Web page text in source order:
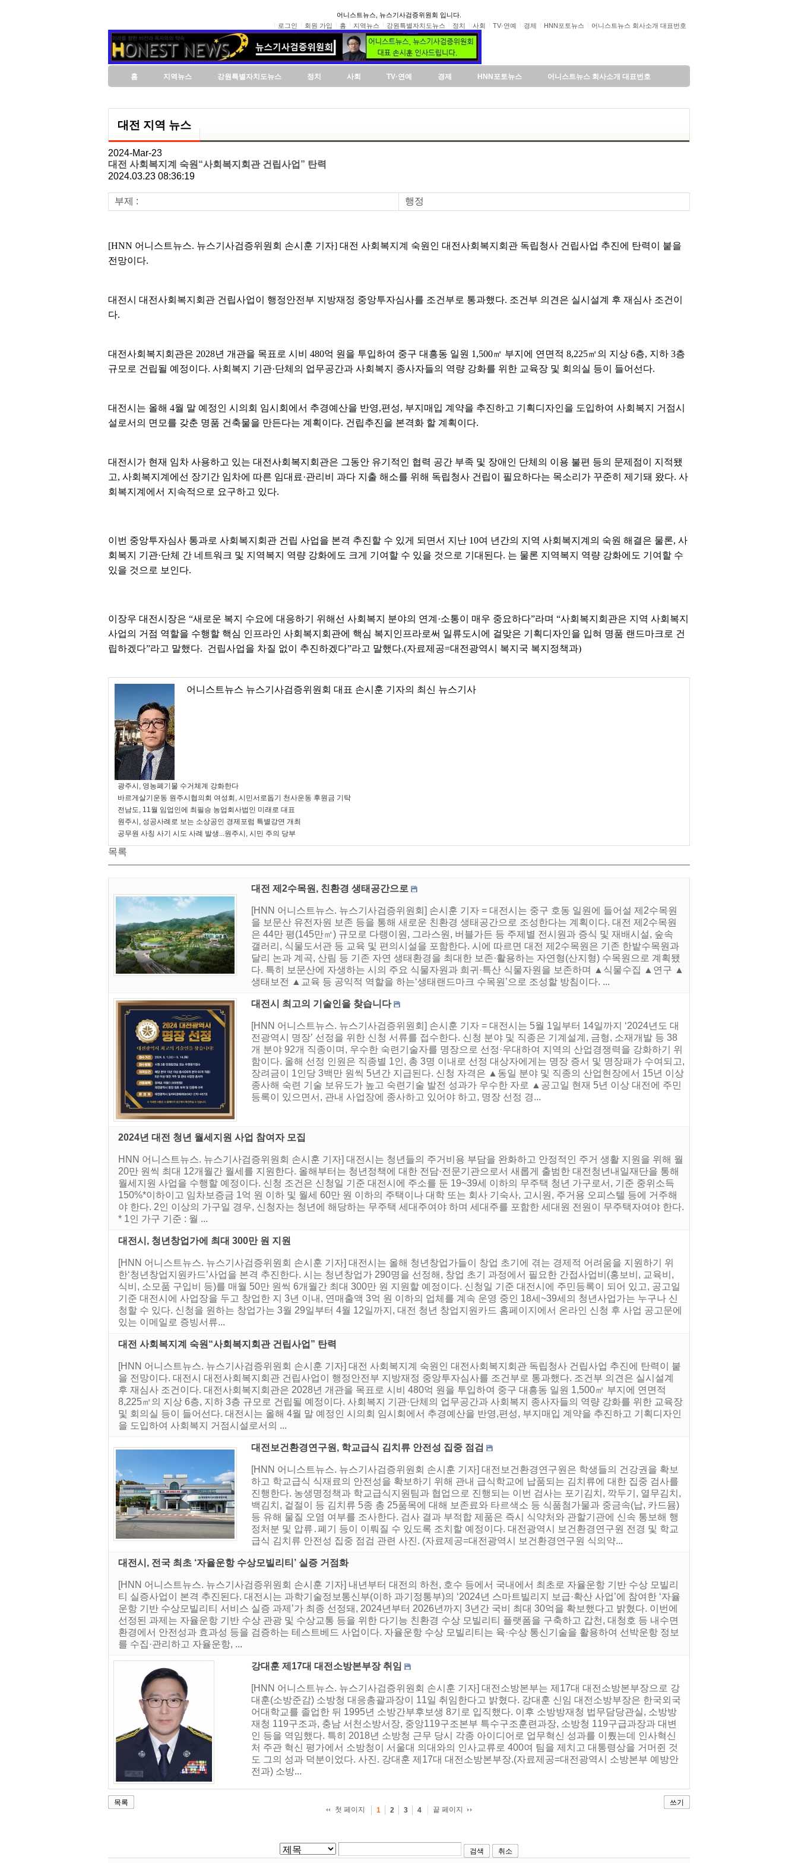
어니스트뉴스, 뉴스기사검증위원회 입니다.
로그인
회원 가입 홈 지역뉴스 강원특별자치도뉴스 정치 사회 TV·연예 경제 HNN포토뉴스 어니스트뉴스 회사소개 대표번호
홈 지역뉴스 강원특별자치도뉴스 정치 사회 TV·연예 경제 HNN포토뉴스 어니스트뉴스 회사소개 대표번호
대전 지역 뉴스
2024-Mar-23
대전 사회복지계 숙원“사회복지회관 건립사업” 탄력
2024.03.23 08:36:19
부제 : 행정
[HNN 어니스트뉴스. 뉴스기사검증위원회 손시훈 기자] 대전 사회복지계 숙원인 대전사회복지회관 독립청사 건립사업 추진에 탄력이 붙을
전망이다.
대전시 대전사회복지회관 건립사업이 행정안전부 지방재정 중앙투자심사를 조건부로 통과했다. 조건부 의견은 실시설계 후 재심사 조건이
다.
대전사회복지회관은 2028년 개관을 목표로 시비 480억 원을 투입하여 중구 대흥동 일원 1,500㎡ 부지에 연면적 8,225㎡의 지상 6층, 지하 3층
규모로 건립될 예정이다. 사회복지 기관·단체의 업무공간과 사회복지 종사자들의 역량 강화를 위한 교육장 및 회의실 등이 들어선다.
대전시는 올해 4월 말 예정인 시의회 임시회에서 추경예산을 반영,편성, 부지매입 계약을 추진하고 기획디자인을 도입하여 사회복지 거점시
설로서의 면모를 갖춘 명품 건축물을 만든다는 계획이다. 건립추진을 본격화 할 계획이다.
대전시가 현재 임차 사용하고 있는 대전사회복지회관은 그동안 유기적인 협력 공간 부족 및 장애인 단체의 이용 불편 등의 문제점이 지적됐
고, 사회복지계에선 장기간 임차에 따른 임대료·관리비 과다 지출 해소를 위해 독립청사 건립이 필요하다는 목소리가 꾸준히 제기돼 왔다. 사
회복지계에서 지속적으로 요구하고 있다.
이번 중앙투자심사 통과로 사회복지회관 건립 사업을 본격 추진할 수 있게 되면서 지난 10여 년간의 지역 사회복지계의 숙원 해결은 물론, 사
회복지 기관·단체 간 네트워크 및 지역복지 역량 강화에도 크게 기여할 수 있을 것으로 기대된다. 는 물론 지역복지 역량 강화에도 기여할 수
있을 것으로 보인다.
이장우 대전시장은 “새로운 복지 수요에 대응하기 위해선 사회복지 분야의 연계·소통이 매우 중요하다”라며 “사회복지회관은 지역 사회복지
사업의 거점 역할을 수행할 핵심 인프라인 사회복지회관에 핵심 복지인프라로써 일류도시에 걸맞은 기획디자인을 입혀 명품 랜드마크로 건
립하겠다”라고 말했다. 건립사업을 차질 없이 추진하겠다”라고 말했다.(자료제공=대전광역시 복지국 복지정책과)
어니스트뉴스 뉴스기사검증위원회 대표 손시훈 기자의 최신 뉴스기사
광주시, 영농폐기물 수거체계 강화한다
바르게살기운동 원주시협의회 여성회, 시민서로돕기 천사운동 후원금 기탁
전남도, 11월 임업인에 최필승 농업회사법인 미래로 대표
원주시, 성공사례로 보는 소상공인 경제포럼 특별강연 개최
공무원 사칭 사기 시도 사례 발생...원주시, 시민 주의 당부
목록
대전 제2수목원, 친환경 생태공간으로
[HNN 어니스트뉴스. 뉴스기사검증위원회] 손시훈 기자 = 대전시는 중구 호동 일원에 들어설 제2수목원
을 보문산 유전자원 보존 등을 통해 새로운 친환경 생태공간으로 조성한다는 계획이다. 대전 제2수목원
은 44만 평(145만㎡) 규모로 다랭이원, 그라스원, 버블가든 등 주제별 전시원과 증식 및 재배시설, 숲속
갤러리, 식물도서관 등 교육 및 편의시설을 포함한다. 시에 따르면 대전 제2수목원은 기존 한밭수목원과
달리 논과 계곡, 산림 등 기존 자연 생태환경을 최대한 보존·활용하는 자연형(산지형) 수목원으로 계획됐
다. 특히 보문산에 자생하는 시의 주요 식물자원과 희귀·특산 식물자원을 보존하며 ▲식물수집 ▲연구 ▲
생태보전 ▲교육 등 공익적 역할을 하는‘생태랜드마크 수목원’으로 조성할 방침이다. ...
대전시 최고의 기술인을 찾습니다
[HNN 어니스트뉴스. 뉴스기사검증위원회] 손시훈 기자 = 대전시는 5월 1일부터 14일까지 ‘2024년도 대
전광역시 명장’ 선정을 위한 신청 서류를 접수한다. 신청 분야 및 직종은 기계설계, 금형, 소재개발 등 38
개 분야 92개 직종이며, 우수한 숙련기술자를 명장으로 선정·우대하여 지역의 산업경쟁력을 강화하기 위
함이다. 올해 선정 인원은 직종별 1인, 총 3명 이내로 선정 대상자에게는 명장 증서 및 명장패가 수여되고,
장려금이 1인당 3백만 원씩 5년간 지급된다. 신청 자격은 ▲동일 분야 및 직종의 산업현장에서 15년 이상
종사해 숙련 기술 보유도가 높고 숙련기술 발전 성과가 우수한 자로 ▲공고일 현재 5년 이상 대전에 주민
등록이 있으면서, 관내 사업장에 종사하고 있어야 하고, 명장 선정 경...
2024년 대전 청년 월세지원 사업 참여자 모집
HNN 어니스트뉴스. 뉴스기사검증위원회 손시훈 기자] 대전시는 청년들의 주거비용 부담을 완화하고 안정적인 주거 생활 지원을 위해 월
20만 원씩 최대 12개월간 월세를 지원한다. 올해부터는 청년정책에 대한 전담·전문기관으로서 새롭게 출범한 대전청년내일재단을 통해
월세지원 사업을 수행할 예정이다. 신청 조건은 신청일 기준 대전시에 주소를 둔 19~39세 이하의 무주택 청년 가구로서, 기준 중위소득
150%*이하이고 임차보증금 1억 원 이하 및 월세 60만 원 이하의 주택이나 대학 또는 회사 기숙사, 고시원, 주거용 오피스텔 등에 거주해
야 한다. 2인 이상의 가구일 경우, 신청자는 청년에 해당하는 무주택 세대주여야 하며 세대주를 포함한 세대원 전원이 무주택자여야 한다.
* 1인 가구 기준 : 월 ...
대전시, 청년창업가에 최대 300만 원 지원
[HNN 어니스트뉴스. 뉴스기사검증위원회 손시훈 기자] 대전시는 올해 청년창업가들이 창업 초기에 겪는 경제적 어려움을 지원하기 위
한‘청년창업지원카드’사업을 본격 추진한다. 시는 청년창업가 290명을 선정해, 창업 초기 과정에서 필요한 간접사업비(홍보비, 교육비,
식비, 소모품 구입비 등)를 매월 50만 원씩 6개월간 최대 300만 원 지원할 예정이다. 신청일 기준 대전시에 주민등록이 되어 있고, 공고일
기준 대전시에 사업장을 두고 창업한 지 3년 이내, 연매출액 3억 원 이하의 업체를 계속 운영 중인 18세~39세의 청년사업가는 누구나 신
청할 수 있다. 신청을 원하는 창업가는 3월 29일부터 4월 12일까지, 대전 청년 창업지원카드 홈페이지에서 온라인 신청 후 사업 공고문에
있는 이메일로 증빙서류...
대전 사회복지계 숙원“사회복지회관 건립사업” 탄력
[HNN 어니스트뉴스. 뉴스기사검증위원회 손시훈 기자] 대전 사회복지계 숙원인 대전사회복지회관 독립청사 건립사업 추진에 탄력이 붙
을 전망이다. 대전시 대전사회복지회관 건립사업이 행정안전부 지방재정 중앙투자심사를 조건부로 통과했다. 조건부 의견은 실시설계
후 재심사 조건이다. 대전사회복지회관은 2028년 개관을 목표로 시비 480억 원을 투입하여 중구 대흥동 일원 1,500㎡ 부지에 연면적
8,225㎡의 지상 6층, 지하 3층 규모로 건립될 예정이다. 사회복지 기관·단체의 업무공간과 사회복지 종사자들의 역량 강화를 위한 교육장
및 회의실 등이 들어선다. 대전시는 올해 4월 말 예정인 시의회 임시회에서 추경예산을 반영,편성, 부지매입 계약을 추진하고 기획디자인
을 도입하여 사회복지 거점시설로서의 ...
대전보건환경연구원, 학교급식 김치류 안전성 집중 점검
[HNN 어니스트뉴스. 뉴스기사검증위원회 손시훈 기자] 대전보건환경연구원은 학생들의 건강권을 확보
하고 학교급식 식재료의 안전성을 확보하기 위해 관내 급식학교에 납품되는 김치류에 대한 집중 검사를
진행한다. 농생명정책과 학교급식지원팀과 협업으로 진행되는 이번 검사는 포기김치, 깍두기, 열무김치,
백김치, 겉절이 등 김치류 5종 총 25품목에 대해 보존료와 타르색소 등 식품첨가물과 중금속(납, 카드뮴)
등 유해 물질 오염 여부를 조사한다. 검사 결과 부적합 제품은 즉시 식약처와 관할기관에 신속 통보해 행
정처분 및 압류․폐기 등이 이뤄질 수 있도록 조치할 예정이다. 대전광역시 보건환경연구원 전경 및 학교
급식 김치류 안전성 집중 점검 관련 사진. (자료제공=대전광역시 보건환경연구원 식의약...
대전시, 전국 최초 ‘자율운항 수상모빌리티’ 실증 거점화
[HNN 어니스트뉴스. 뉴스기사검증위원회 손시훈 기자] 내년부터 대전의 하천, 호수 등에서 국내에서 최초로 자율운항 기반 수상 모빌리
티 실증사업이 본격 추진된다. 대전시는 과학기술정보통신부(이하 과기정통부)의 ‘2024년 스마트빌리지 보급·확산 사업’에 참여한 ‘자율
운항 기반 수상모빌리티 서비스 실증 과제’가 최종 선정돼, 2024년부터 2026년까지 3년간 국비 최대 30억을 확보했다고 밝혔다. 이번에
선정된 과제는 자율운항 기반 수상 관광 및 수상교통 등을 위한 다기능 친환경 수상 모빌리티 플랫폼을 구축하고 갑천, 대청호 등 내수면
환경에서 안전성과 효과성 등을 검증하는 테스트베드 사업이다. 자율운항 수상 모빌리티는 육·수상 통신기술을 활용하여 선박운항 정보
를 수집·관리하고 자율운항, ...
강대훈 제17대 대전소방본부장 취임
[HNN 어니스트뉴스. 뉴스기사검증위원회 손시훈 기자] 대전소방본부는 제17대 대전소방본부장으로 강
대훈(소방준감) 소방청 대응총괄과장이 11일 취임한다고 밝혔다. 강대훈 신임 대전소방부장은 한국외국
어대학교를 졸업한 뒤 1995년 소방간부후보생 8기로 입직했다. 이후 소방방재청 법무담당관실, 소방방
재청 119구조과, 충남 서천소방서장, 중앙119구조본부 특수구조훈련과장, 소방청 119구급과장과 대변
인 등을 역임했다. 특히 2018년 소방청 근무 당시 각종 아이디어로 업무혁신 성과를 이뤘는데 인사혁신
처 주관 혁신 평가에서 소방청이 서울대 의대와의 인사교류로 400여 팀을 제치고 대통령상을 거머쥔 것
도 그의 성과 덕분이었다. 사진. 강대훈 제17대 대전소방본부장.(자료제공=대전광역시 소방본부 예방안
전과) 소방...
목록
쓰기
첫 페이지
1 2 3 4 끝 페이지
검색 취소